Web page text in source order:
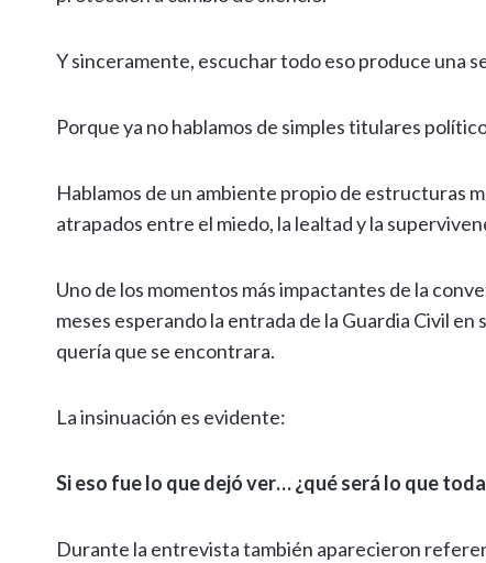
Y sinceramente, escuchar todo eso produce una
Porque ya no hablamos de simples titulares
Hablamos de un ambiente propio de estructuras
atrapados entre el miedo, la lealtad y la
Uno de los momentos más impactantes de la
meses esperando la entrada de la Guardia Civil
quería que se encontrara.
La insinuación es evidente:
Si eso fue lo que dejó ver… ¿qué será lo que
Durante la entrevista también aparecieron